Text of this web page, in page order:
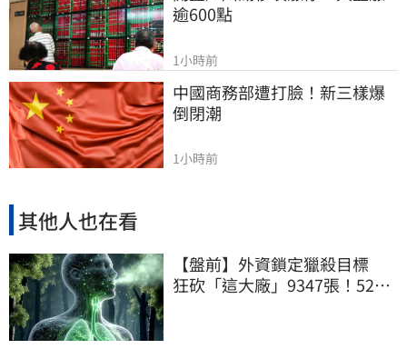
逾600點
1小時前
中國商務部遭打臉！新三樣爆
倒閉潮
1小時前
其他人也在看
【盤前】外資鎖定獵殺目標
狂砍「這大廠」9347張！52萬